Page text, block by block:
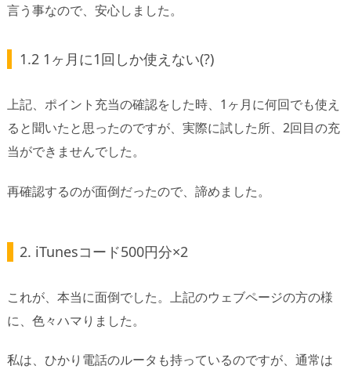
言う事なので、安心しました。
1.2 1ヶ月に1回しか使えない(?)
上記、ポイント充当の確認をした時、1ヶ月に何回でも使え
ると聞いたと思ったのですが、実際に試した所、2回目の充
当ができませんでした。
再確認するのが面倒だったので、諦めました。
2. iTunesコード500円分×2
これが、本当に面倒でした。上記のウェブページの方の様
に、色々ハマりました。
私は、ひかり電話のルータも持っているのですが、通常は